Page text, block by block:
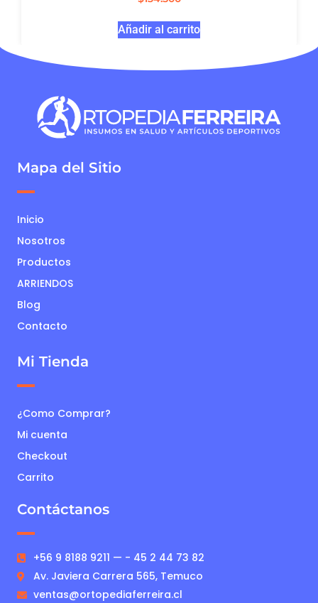
Añadir al carrito
Mapa del Sitio
Inicio
Nosotros
Productos
ARRIENDOS
Blog
Contacto
Mi Tienda
¿Como Comprar?
Mi cuenta
Checkout
Carrito
Contáctanos
+56 9 8188 9211 — - 45 2 44 73 82
Av. Javiera Carrera 565, Temuco
ventas@ortopediaferreira.cl